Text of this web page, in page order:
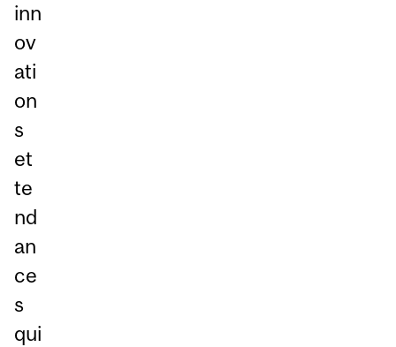
inn
ov
ati
on
s
et
te
nd
an
ce
s
qui